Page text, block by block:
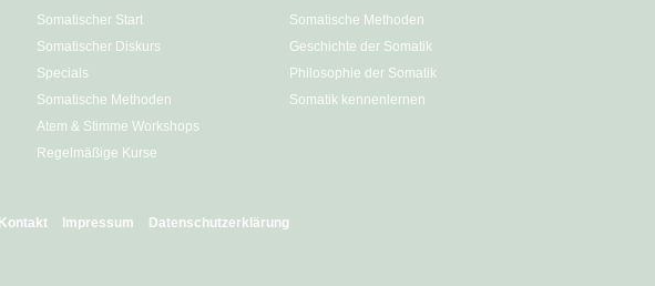
Somatischer Start
Somatischer Diskurs
Specials
Somatische Methoden
Atem & Stimme Workshops
Regelmäßige Kurse
Somatische Methoden
Geschichte der Somatik
Philosophie der Somatik
Somatik kennenlernen
Kontakt Impressum Datenschutzerklärung